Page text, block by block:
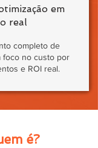
em
real
completo de
foco no custo por
e ROI real.
é?